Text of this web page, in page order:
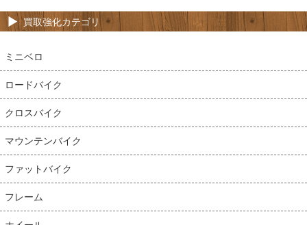
買取強化カテゴリ
ミニベロ
ロードバイク
クロスバイク
マウンテンバイク
ファットバイク
フレーム